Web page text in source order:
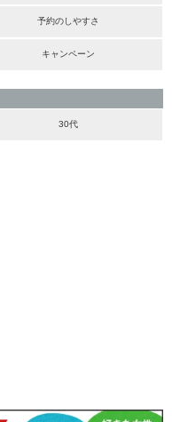
予約のしやすさ
キャンペーン
30代